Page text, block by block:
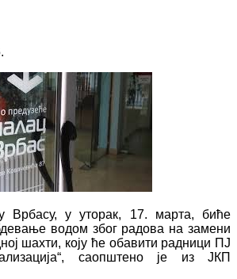
Врбасу, у уторак, 17. марта, биће
водом због радова на замени
шахти, коју ће обавити радници ПЈ
саопштено је из ЈКП